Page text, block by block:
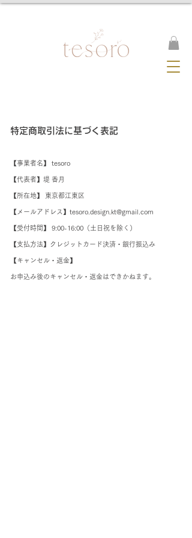
特定商取引法に基づく表記
【事業者名】 tesoro
【代表者】堤 香月
【所在地】 東京都江東区
【メールアドレス】 tesoro.design.kt@gmail.com
【受付時間】 9:00-16:00（土日祝を除く）
【支払方法】クレジットカード決済・銀行振込み
【キャンセル・返金】
お申込み後のキャンセル・返金はできかねます。